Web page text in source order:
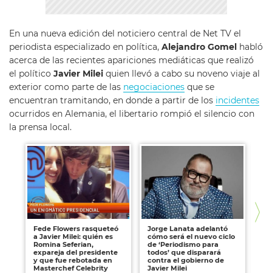
En una nueva edición del noticiero central de Net TV el
periodista especializado en política, Alejandro Gomel
habló
acerca de las recientes apariciones mediáticas que realizó
el político Javier Milei quien llevó a cabo su noveno viaje al
exterior como parte de las negociaciones que se
encuentran tramitando, en donde a partir de los incidentes
ocurridos en Alemania, el libertario rompió el silencio con
la prensa local.
Fede Flowers rasqueteó
a Javier Milei: quién es
Romina Seferian,
expareja del presidente
y que fue rebotada en
Masterchef Celebrity
Jorge Lanata adelantó
cómo será el nuevo ciclo
de ‘Periodismo para
todos’ que disparará
contra el gobierno de
Javier Milei